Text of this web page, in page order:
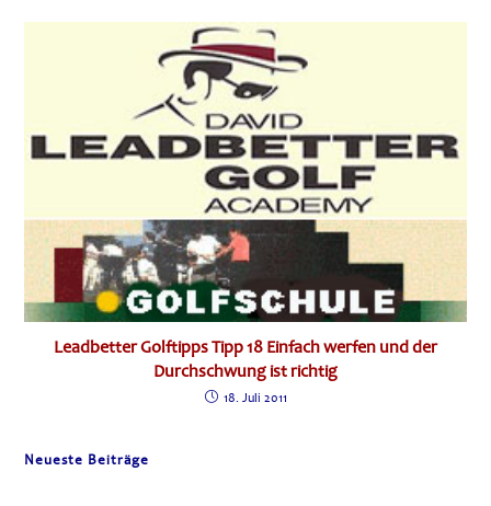
Leadbetter Golftipps Tipp 18 Einfach werfen und der
Durchschwung ist richtig
18. Juli 2011
Neueste Beiträge